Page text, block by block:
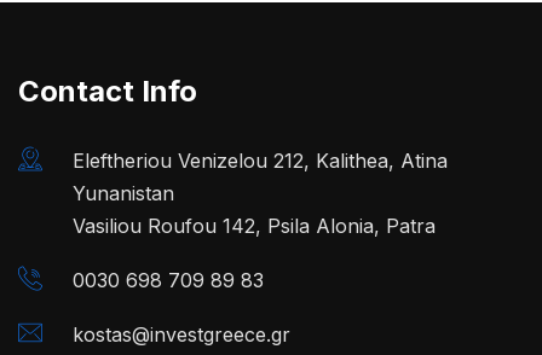
Contact Info
Eleftheriou Venizelou 212, Kalithea, Atina
Yunanistan
Vasiliou Roufou 142, Psila Alonia, Patra
0030 698 709 89 83
kostas@investgreece.gr